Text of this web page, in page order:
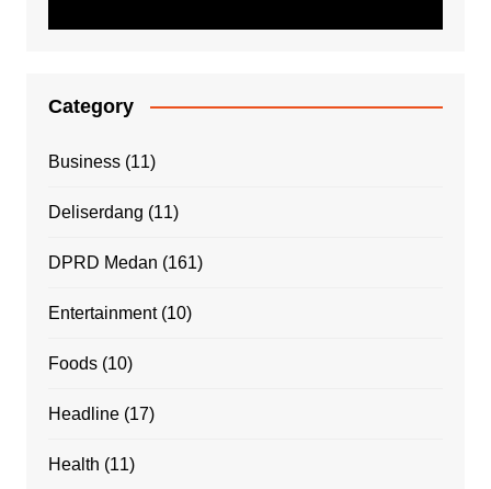
Category
Business(11)
Deliserdang (11)
DPRD Medan (161)
Entertainment(10)
Foods(10)
Headline(17)
Health (11)